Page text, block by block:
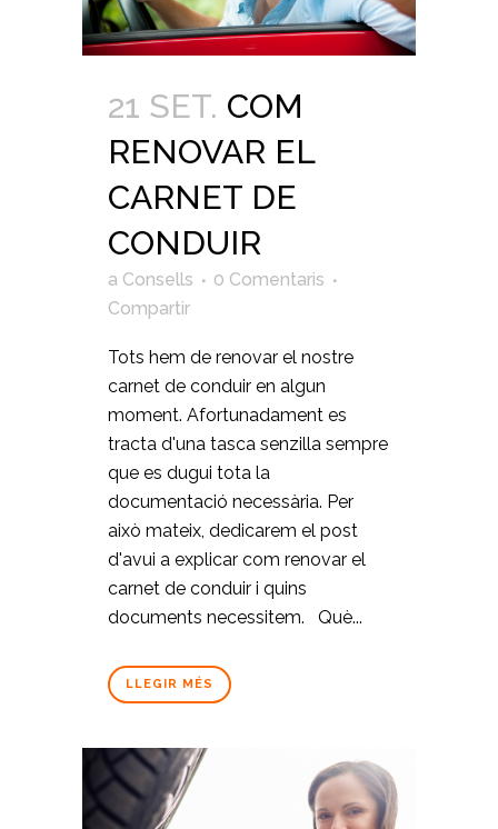
21 SET. COM
RENOVAR EL
CARNET DE
CONDUIR
a Consells
0 Comentaris
Compartir
Tots hem de renovar el nostre
carnet de conduir en algun
moment. Afortunadament es
tracta d'una tasca senzilla sempre
que es dugui tota la
documentació necessària. Per
això mateix, dedicarem el post
d'avui a explicar com renovar el
carnet de conduir i quins
documents necessitem. Què...
LLEGIR MÉS